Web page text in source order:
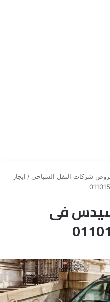
شركات النقل السياحي / ايجار
فى